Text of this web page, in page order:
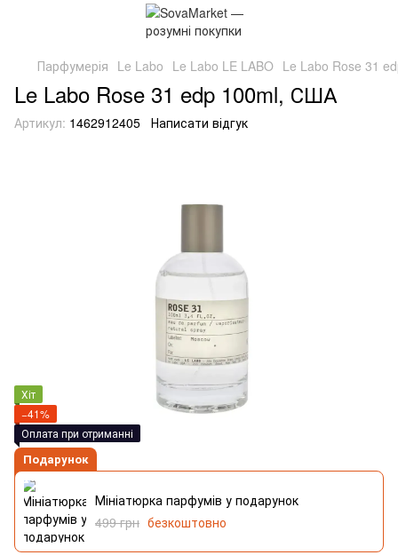
Парфумерія Le Labo Le Labo LE LABO Le Labo Rose 31
Le Labo Rose 31 edp 100ml, США
Артикул: 1462912405 Написати відгук
Хіт
−41%
Оплата при отриманні
Подарунок
Мініатюрка парфумів у подарунок
499 грн безкоштовно